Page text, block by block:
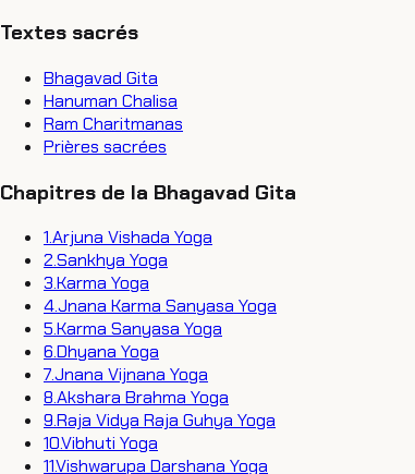
Textes sacrés
Bhagavad Gita
Hanuman Chalisa
Ram Charitmanas
Prières sacrées
Chapitres de la Bhagavad Gita
1.Arjuna Vishada Yoga
2.Sankhya Yoga
3.Karma Yoga
4.Jnana Karma Sanyasa Yoga
5.Karma Sanyasa Yoga
6.Dhyana Yoga
7.Jnana Vijnana Yoga
8.Akshara Brahma Yoga
9.Raja Vidya Raja Guhya Yoga
10.Vibhuti Yoga
11.Vishwarupa Darshana Yoga